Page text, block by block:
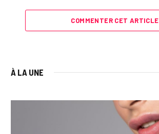
COMMENTER CET ARTICLE
À LA UNE